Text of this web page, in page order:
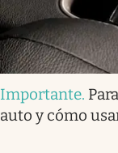
Importante.
auto y cómo